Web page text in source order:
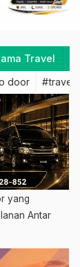
Travel
door #travel
yang
Antar